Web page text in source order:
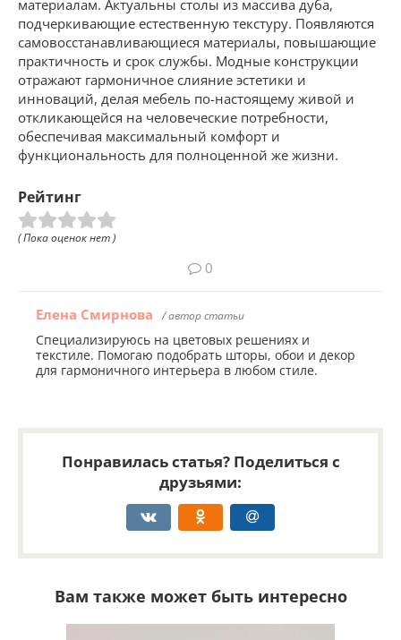
материалам. Актуальны столы из массива дуба,
подчеркивающие естественную текстуру. Появляются
самовосстанавливающиеся материалы, повышающие
практичность и срок службы. Модные конструкции
отражают гармоничное слияние эстетики и
инноваций, делая мебель по-настоящему живой и
откликающейся на человеческие потребности,
обеспечивая максимальный комфорт и
функциональность для полноценной же жизни.
Рейтинг
( Пока оценок нет )
0
Елена Смирнова / автор статьи
Специализируюсь на цветовых решениях и
текстиле. Помогаю подобрать шторы, обои и декор
для гармоничного интерьера в любом стиле.
Понравилась статья? Поделиться с
друзьями:
Вам также может быть интересно